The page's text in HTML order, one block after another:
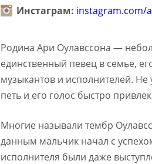
Инстаграм: instagram.com/
Родина Ари Оулавссона —
единственный певец в семье,
музыкантов и исполнителей.
петь и его голос быстро
Многие называли тембр
данным мальчик начал с
исполнителя были даже